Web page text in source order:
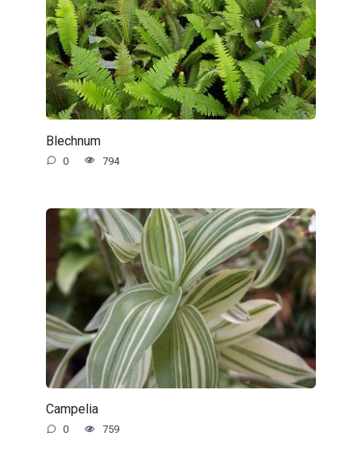
Blechnum
0 794
Campelia
0 759